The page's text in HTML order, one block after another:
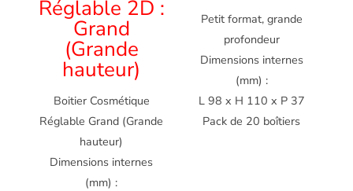
Réglable 2D :
Grand
(Grande
hauteur)
Boitier Cosmétique
Réglable Grand (Grande
hauteur)
Dimensions internes
(mm) :
Petit format, grande
profondeur
Dimensions internes
(mm) :
L 98 x H 110 x P 37
Pack de 20 boîtiers